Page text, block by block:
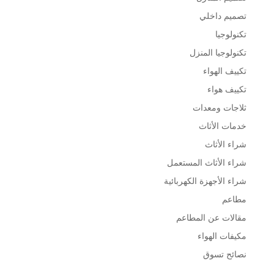
تصميم داخلي
تكنولوجيا
تكنولوجيا المنزل
تكييف الهواء
تكييف هواء
ثلاجات ومعدات
خدمات الأثاث
شراء الأثاث
شراء الأثاث المستعمل
شراء الأجهزة الكهربائية
مطاعم
مقالات عن المطاعم
مكيفات الهواء
نصائح تسوق